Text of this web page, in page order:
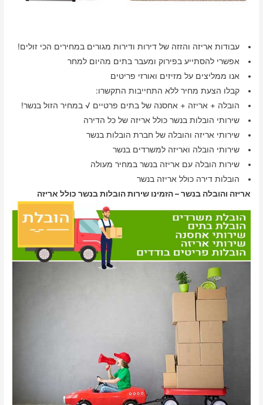
עבודות אריזה והזזה של דירות ודירות מגורים במחירים הכי זולים!
אפשרי להסתייע בפירוק ומעבר בתים מהיום למחר
אנו ממליצים על מזיזים ואורזי פריטים
קבלו הצעת מחיר ללא התחייבות התקשרו:
הובלה + אריזה + אחסנה של בתים פרטיים √ במחיר הזול בנשר!
שירותי הובלות בנשר כולל אריזה של כל הדירה
שירותי אריזה והובלה של חברת הובלות בנשר
שירותי הובלה ואריזה למשרדים בנשר
שירות הובלה עם אריזה בנשר במחיר מעולה
הובלות דירה כולל אריזה בנשר
אריזה והובלה בנשר – הזמינו שירות הובלות בנשר כולל אריזה